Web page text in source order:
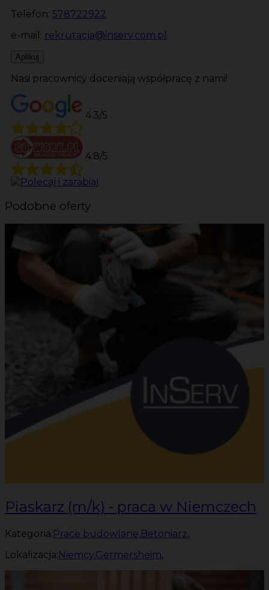
Telefon: 578722922
e-mail: rekrutacja@inserv.com.pl
Aplikuj
Nasi pracownicy doceniają współpracę z nami!
4.3/5
4.8/5
Podobne oferty
Piaskarz (m/k) - praca w Niemczech
Kategoria: Prace budowlane,Betoniarz,
Lokalizacja: Niemcy,Germersheim,